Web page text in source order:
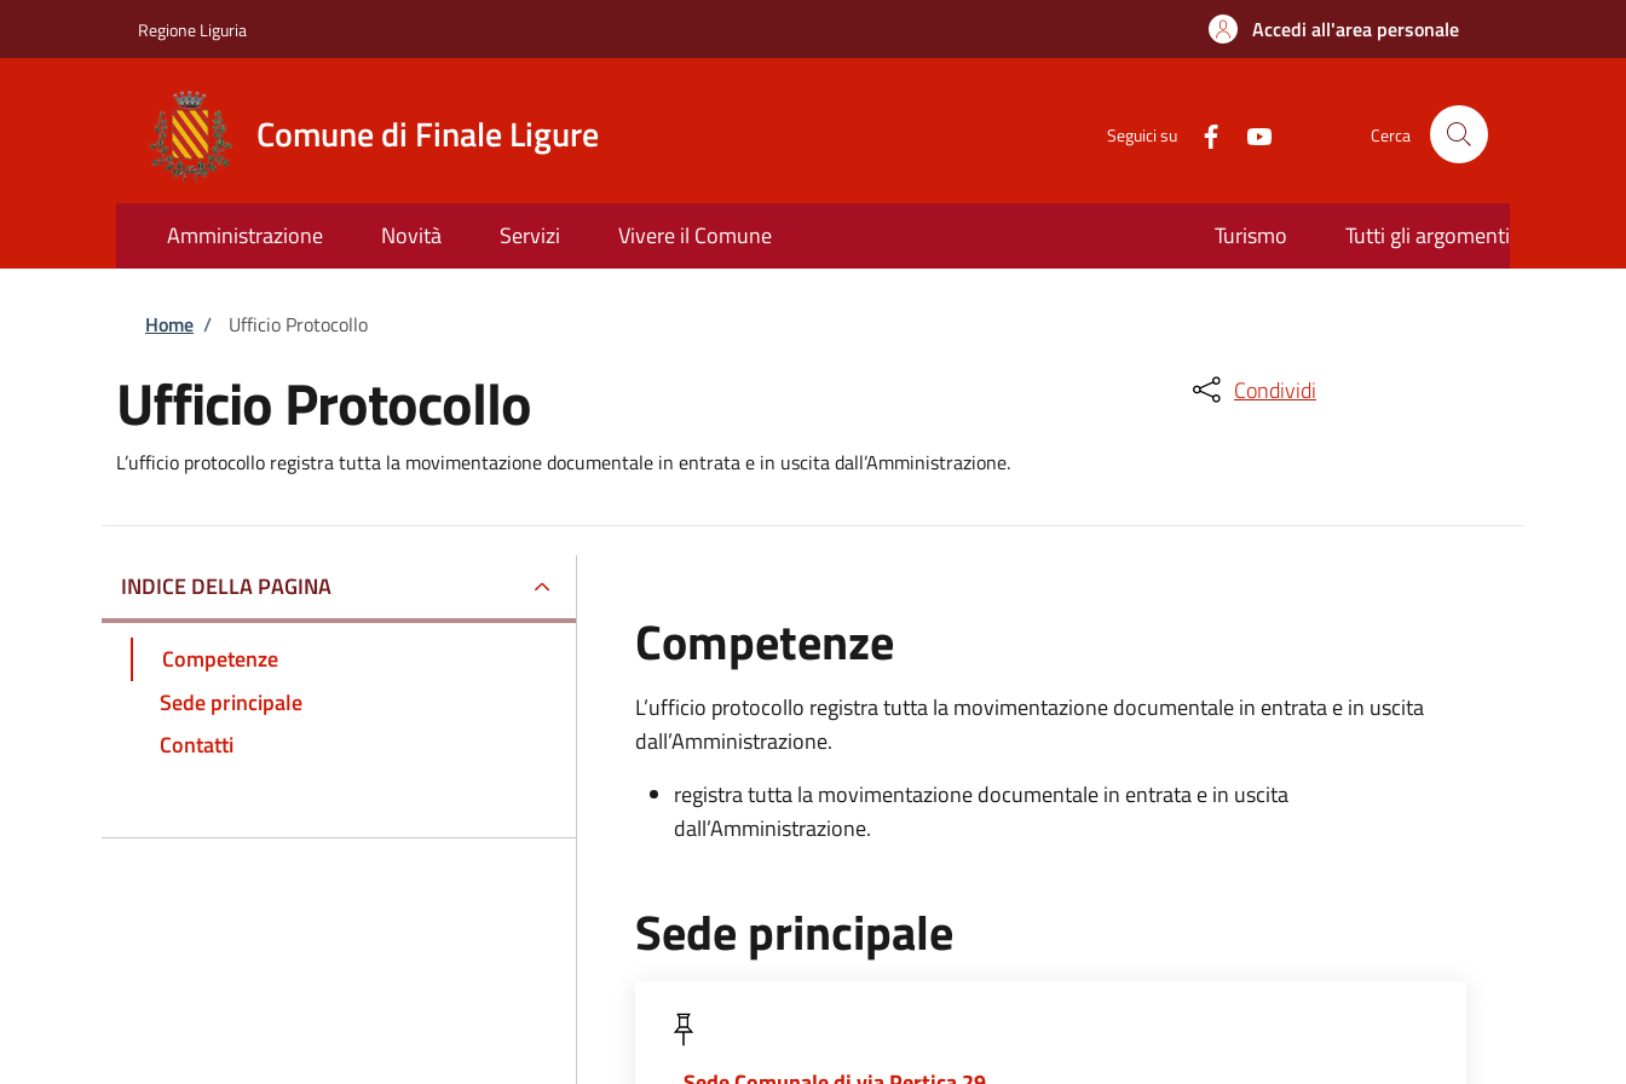
Regione Liguria Accedi all'area personale
Comune di Finale Ligure Seguici su Cerca
Amministrazione Novità Servizi Vivere il Comune Turismo Tutti gli argomenti
Briciole di pane
Home / Ufficio Protocollo
Ufficio Protocollo
L’ufficio protocollo registra tutta la movimentazione documentale in entrata e in uscita dall’Amministrazione.
Condividi
INDICE DELLA PAGINA
Competenze
Sede principale
Contatti
Competenze
L’ufficio protocollo registra tutta la movimentazione documentale in entrata e in uscita
dall’Amministrazione.
registra tutta la movimentazione documentale in entrata e in uscita
dall’Amministrazione.
Sede principale